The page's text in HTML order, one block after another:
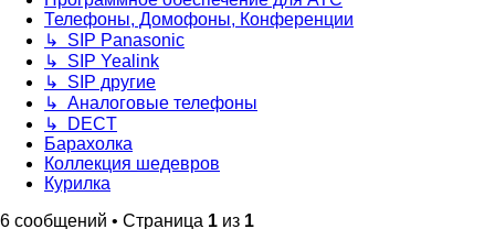
Телефоны, Домофоны, Конференции
↳ SIP Panasonic
↳ SIP Yealink
↳ SIP другие
↳ Аналоговые телефоны
↳ DECT
Барахолка
Коллекция шедевров
Курилка
6 сообщений • Страница 1 из 1